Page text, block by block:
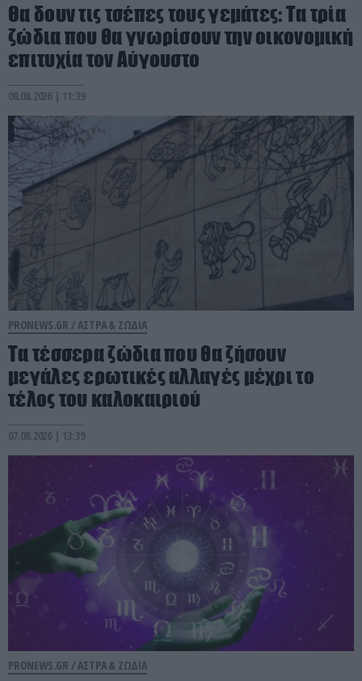
Θα δουν τις τσέπες τους γεμάτες: Τα τρία
ζώδια που θα γνωρίσουν την οικονομική
επιτυχία τον Αύγουστο
08.08.2026 | 11:39
PRONEWS.GR /ΑΣΤΡΑ & ΖΩΔΙΑ
Τα τέσσερα ζώδια που θα ζήσουν
μεγάλες ερωτικές αλλαγές μέχρι το
τέλος του καλοκαιριού
07.08.2026 | 13:39
PRONEWS.GR /ΑΣΤΡΑ & ΖΩΔΙΑ